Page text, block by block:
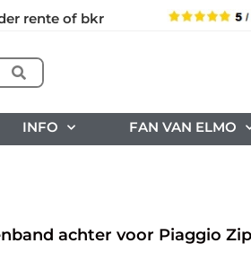
rente of bkr
INFO FAN VAN ELMO
achter voor Piaggio Zip